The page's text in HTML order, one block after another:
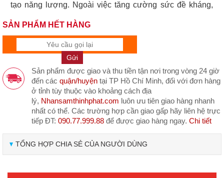
tạo năng lượng. Ngoài việc tăng cường sức đề kháng,
của da, giúp chị em phụ nữ luôn khỏe mạnh và tràn đầy
năng lượng.
Sản phẩm có bao bì đẹp và hiệu quả cao cho việc làm
đẹp của phụ nữ nên được chọn làm quà tặng cho người
thân cho đối tác khách hàng nữ.
SẢN PHẨM HẾT HÀNG
Sản phẩm được giao và thu tiền tận nơi trong vòng 24 giờ
đến các quận/huyện tại TP Hồ Chí Minh, đối với đơn hàng
ở tỉnh tùy thuộc vào khoảng cách địa
lý, Nhansamthinhphat.com luôn ưu tiên giao hàng nhanh
nhất có thể. Các trường hợp cần giao gấp hãy liên hệ trực
tiếp ĐT: 090.77.999.88 để được giao hàng ngay. Chi tiết
TỔNG HỢP CHIA SẺ CỦA NGƯỜI DÙNG